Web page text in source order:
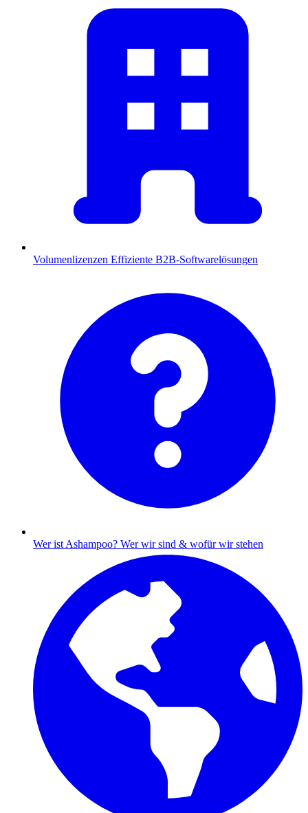
Volumenlizenzen Effiziente B2B-Softwarelösungen
Wer ist Ashampoo? Wer wir sind & wofür wir stehen